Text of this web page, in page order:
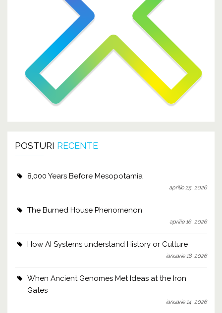
POSTURI RECENTE
8,000 Years Before Mesopotamia
aprilie 25, 2026
The Burned House Phenomenon
aprilie 16, 2026
How AI Systems understand History or Culture
ianuarie 18, 2026
When Ancient Genomes Met Ideas at the Iron
Gates
ianuarie 14, 2026